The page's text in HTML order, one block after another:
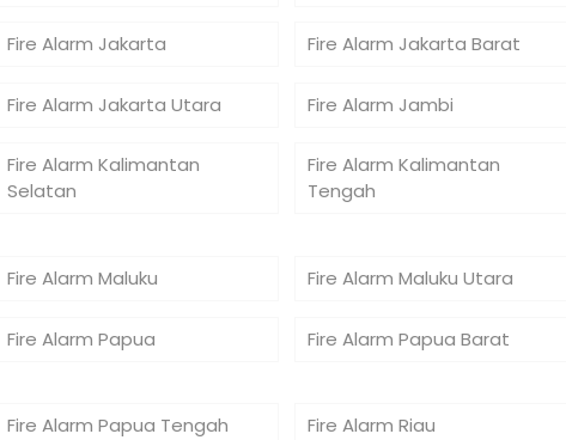
Fire Alarm Jakarta Fire Alarm Jakarta Barat
Fire Alarm Jakarta Utara Fire Alarm Jambi
Fire Alarm Kalimantan
Selatan
Fire Alarm Kalimantan
Tengah
Fire Alarm Maluku Fire Alarm Maluku Utara
Fire Alarm Papua Fire Alarm Papua Barat
Fire Alarm Papua Tengah Fire Alarm Riau